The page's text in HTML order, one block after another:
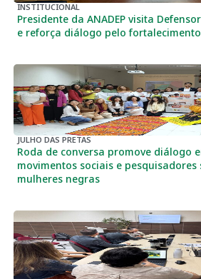
INSTITUCIONAL
Presidente da ANADEP visita
e reforça diálogo pelo
JULHO DAS PRETAS
Roda de conversa promove diálogo
movimentos sociais e
mulheres negras